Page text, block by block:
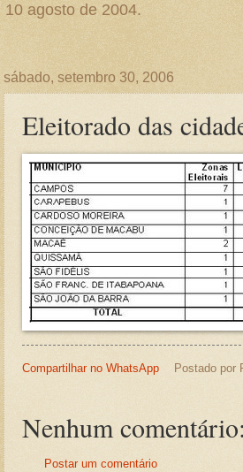
10 agosto de 2004.
sábado, setembro 30, 2006
Eleitorado das
Compartilhar no WhatsApp Postado por
Nenhum comentário:
Postar um comentário